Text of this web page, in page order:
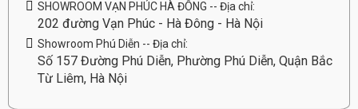
SHOWROOM VẠN PHÚC HÀ ĐÔNG -- Địa chỉ:
202 đường Vạn Phúc - Hà Đông - Hà Nội
Showroom Phú Diễn -- Địa chỉ:
Số 157 Đường Phú Diễn, Phường Phú Diễn, Quận Bắc
Từ Liêm, Hà Nội